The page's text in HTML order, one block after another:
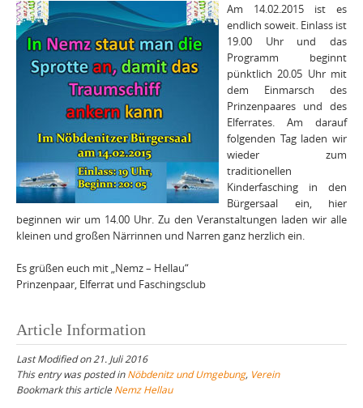
Am 14.02.2015 ist es
endlich soweit. Einlass ist
19.00 Uhr und das
Programm beginnt
pünktlich 20.05 Uhr mit
dem Einmarsch des
Prinzenpaares und des
Elferrates. Am darauf
folgenden Tag laden wir
wieder zum
traditionellen
Kinderfasching in den
Bürgersaal ein, hier
beginnen wir um 14.00 Uhr. Zu den Veranstaltungen laden wir alle
kleinen und großen Närrinnen und Narren ganz herzlich ein.
Es grüßen euch mit „Nemz – Hellau“
Prinzenpaar, Elferrat und Faschingsclub
Article Information
Last Modified on 21. Juli 2016
This entry was posted inNöbdenitz und Umgebung, Verein
Bookmark this article Nemz Hellau